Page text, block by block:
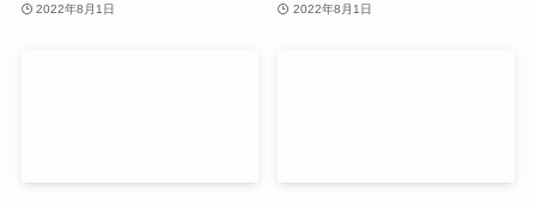
2022年8月1日 2022年8月1日